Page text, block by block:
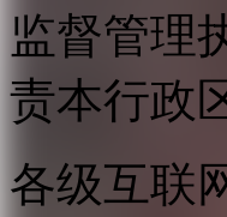
监督管理
责本行政
各级互联